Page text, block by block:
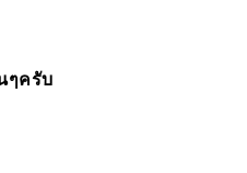
ๆครับ